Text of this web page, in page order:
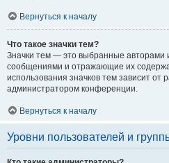
Вернуться к началу
Что такое значки тем?
Значки тем — это выбранные авторами
сообщениями и отражающие их
использования значков тем зависит
администратором конференции.
Вернуться к началу
Уровни пользователей и